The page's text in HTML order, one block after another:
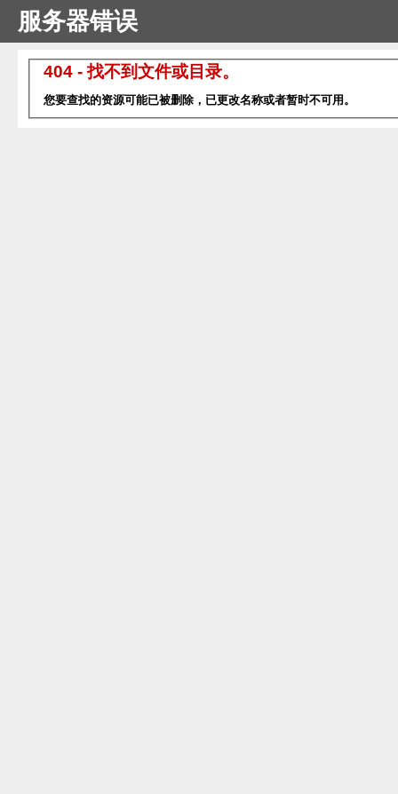
服务器错误
404 - 找不到文件或目录。
您要查找的资源可能已被删除，已更改名称或者暂时不可用。